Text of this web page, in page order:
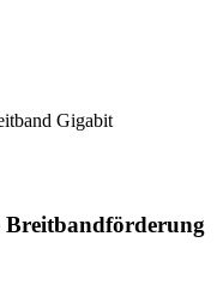
Gigabit
Breitbandförderung